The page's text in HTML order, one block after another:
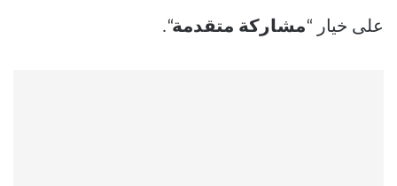
على خيار “مشاركة متقدمة“.